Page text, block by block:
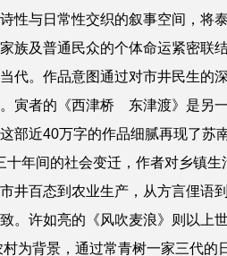
性与日常性交织的叙事空间，将
族及普通民众的个体命运紧密联
代。作品意图通过对市井民生的
寅者的《西津桥 东津渡》是另
部近40万字的作品细腻再现了苏
十年间的社会变迁，作者对乡镇生
井百态到农业生产，从方言俚语
。许如亮的《风吹麦浪》则以上
为背景，通过常青树一家三代的